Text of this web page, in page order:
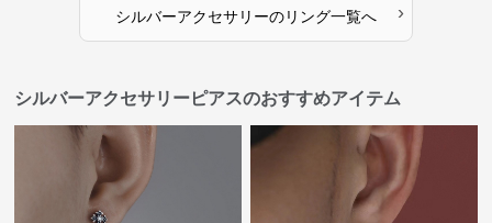
シルバーアクセサリーのリング一覧へ ›
シルバーアクセサリーピアスのおすすめアイテム